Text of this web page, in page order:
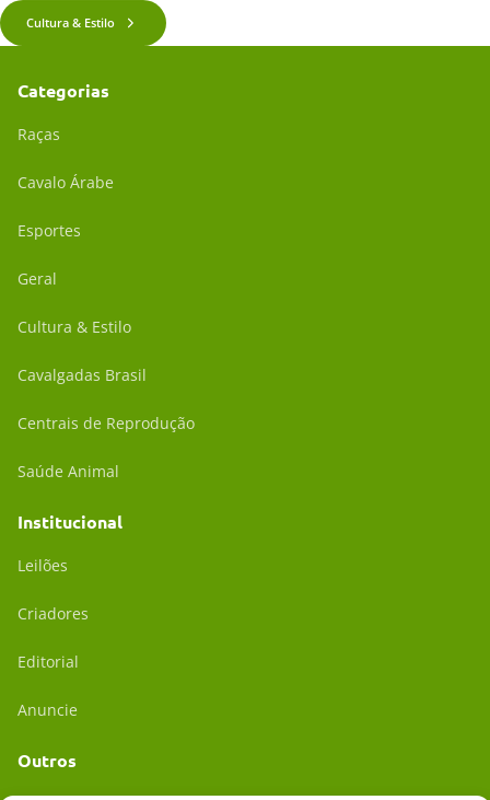
Cultura & Estilo
Categorias
Raças
Cavalo Árabe
Esportes
Geral
Cultura & Estilo
Cavalgadas Brasil
Centrais de Reprodução
Saúde Animal
Institucional
Leilões
Criadores
Editorial
Anuncie
Outros